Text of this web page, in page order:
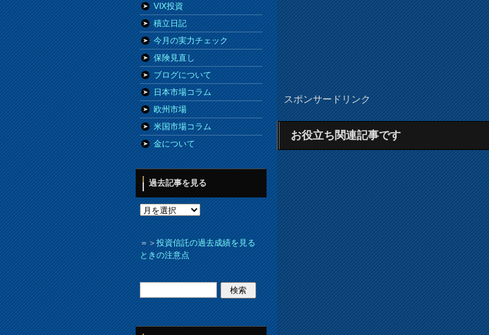
スポンサードリンク
お役立ち関連記事です
VIX投資
積立日記
今月の実力チェック
保険見直し
ブログについて
日本市場コラム
欧州市場
米国市場コラム
金について
過去記事を見る
＝＞投資信託の過去成績を見る
ときの注意点